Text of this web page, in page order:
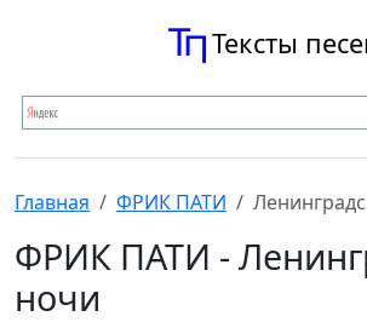
Тексты
Главная ФРИК ПАТИ
ФРИК ПАТИ -
ночи